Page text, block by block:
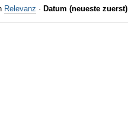
Relevanz · Datum (neueste zuerst)